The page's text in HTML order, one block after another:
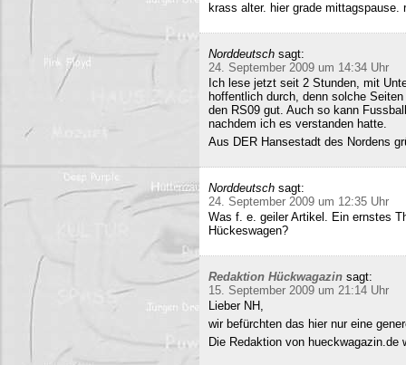
krass alter. hier grade
Norddeutsch sagt:
24. September 2009 um 14:34 Uhr
Ich lese jetzt seit 2 Stunden, mit
hoffentlich durch, denn solche
den RS09 gut. Auch so kann
nachdem ich es verstanden hatte.
Aus DER Hansestadt des Nordens
Norddeutsch sagt:
24. September 2009 um 12:35 Uhr
Was f. e. geiler Artikel. Ein ernstes
Hückeswagen?
Redaktion Hückwagazin sagt:
15. September 2009 um 21:14 Uhr
Lieber NH,
wir befürchten das hier nur eine
Die Redaktion von